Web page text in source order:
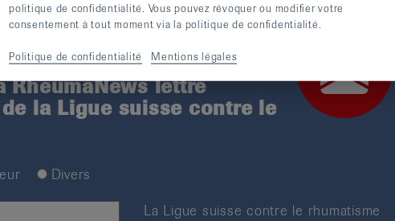
RheumaNews lettre
la Ligue suisse contre le
Divers
La Ligue suisse contre le rhumatisme
politique de confidentialité. Vous pouvez révoquer ou modifier votre
consentement à tout moment via la politique de confidentialité.
Politique de confidentialité Mentions légales